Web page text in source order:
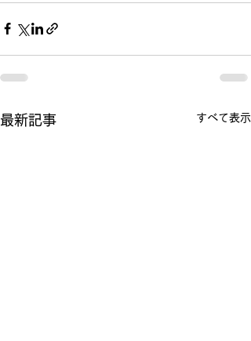
最新記事 すべて表示